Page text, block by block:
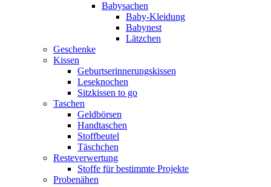
Babysachen
Baby-Kleidung
Babynest
Lätzchen
Geschenke
Kissen
Geburtserinnerungskissen
Leseknochen
Sitzkissen to go
Taschen
Geldbörsen
Handtaschen
Stoffbeutel
Täschchen
Resteverwertung
Stoffe für bestimmte Projekte
Probenähen